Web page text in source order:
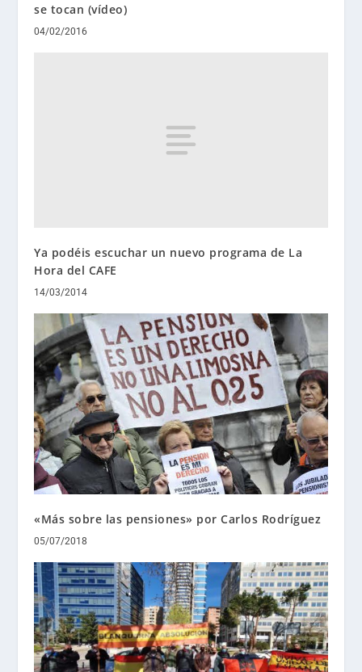
se tocan (vídeo)
04/02/2016
Ya podéis escuchar un nuevo programa de La
Hora del CAFE
14/03/2014
«Más sobre las pensiones» por Carlos Rodríguez
05/07/2018